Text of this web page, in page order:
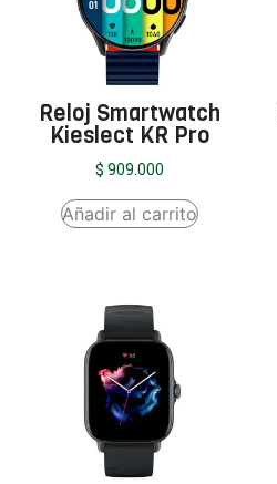
Reloj Smartwatch
Kieslect KR Pro
$ 909.000
Añadir al carrito